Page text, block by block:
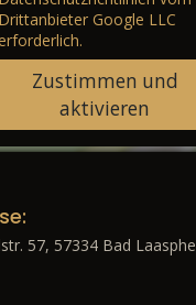
Drittanbieter Google LLC
Zustimmen und
aktivieren
57, 57334 Bad Laasphe